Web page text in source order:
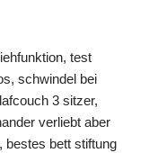
test
schwindel bei
3 sitzer,
verliebt aber
bestes bett stiftung